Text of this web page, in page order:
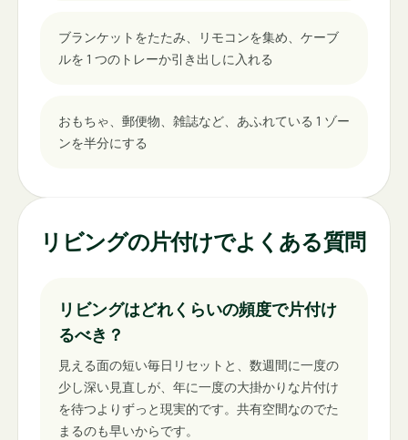
ブランケットをたたみ、リモコンを集め、ケーブ
ルを 1 つのトレーか引き出しに入れる
おもちゃ、郵便物、雑誌など、あふれている 1 ゾー
ンを半分にする
リビングの片付けでよくある質問
リビングはどれくらいの頻度で片付け
るべき？
見える面の短い毎日リセットと、数週間に一度の
少し深い見直しが、年に一度の大掛かりな片付け
を待つよりずっと現実的です。共有空間なのでた
まるのも早いからです。